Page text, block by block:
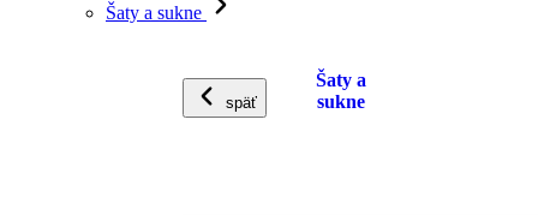
Šaty a sukne
späť
Šaty a
sukne